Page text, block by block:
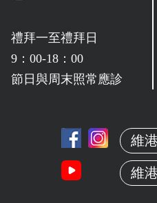
禮拜一至禮拜日
9：00-18：00
節日與周末照常應診
維
維